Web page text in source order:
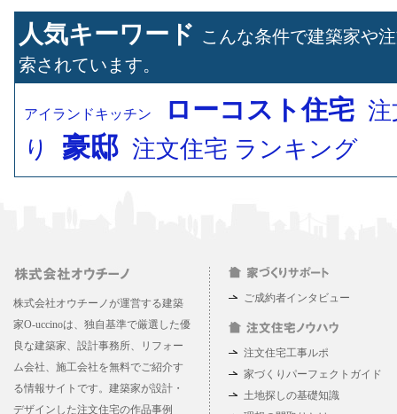
人気キーワード こんな条件で建築家や
索されています。
アイランドキッチン ローコスト住宅 注
り
豪邸 注文住宅 ランキング
株式会社オウチーノが運営する建築
家O-uccinoは、独自基準で厳選した優
良な建築家、設計事務所、リフォー
ム会社、施工会社を無料でご紹介す
る情報サイトです。建築家が設計・
デザインした注文住宅の作品事例
ご成約者インタビュー
注文住宅工事ルポ
家づくりパーフェクトガイド
土地探しの基礎知識